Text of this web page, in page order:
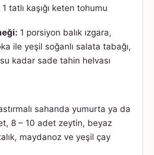
tatlı kaşığı keten tohumu
1 porsiyon balık ızgara,
ile yeşil soğanlı salata tabağı,
kadar sade tahin helvası
sahanda yumurta ya da
8 – 10 adet zeytin, beyaz
maydanoz ve yeşil çay